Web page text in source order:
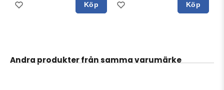
Köp Köp
Andra produkter från samma varumärke